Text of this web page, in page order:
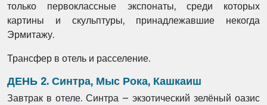
только первоклассные экспонаты, среди которых
картины и скульптуры, принадлежавшие некогда
Эрмитажу.
Трансфер в отель и расселение.
ДЕНЬ 2. Синтра, Мыс Рока, Кашкаиш
Завтрак в отеле. Синтра – экзотический зелёный оазис